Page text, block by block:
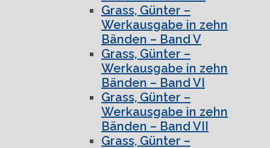
Grass, Günter –
Werkausgabe in zehn
Bänden – Band V
Grass, Günter –
Werkausgabe in zehn
Bänden – Band VI
Grass, Günter –
Werkausgabe in zehn
Bänden – Band VII
Grass, Günter –